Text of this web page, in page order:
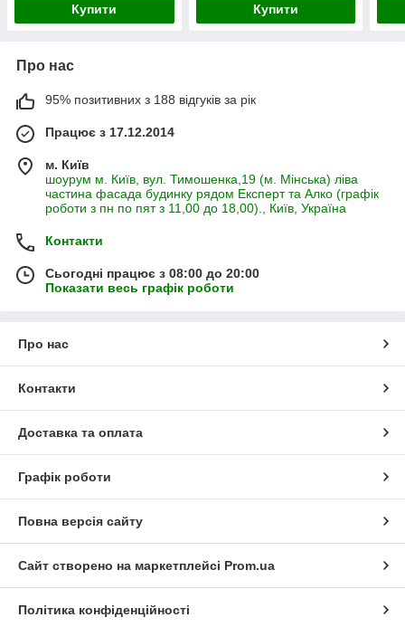
Купити Купити
Про нас
95% позитивних з 188 відгуків за рік
Працює з 17.12.2014
м. Київ
шоурум м. Київ, вул. Тимошенка,19 (м. Мінська) ліва
частина фасада будинку рядом Експерт та Алко (графік
роботи з пн по пят з 11,00 до 18,00)., Київ, Україна
Контакти
Сьогодні працює з 08:00 до 20:00
Показати весь графік роботи
Про нас
Контакти
Доставка та оплата
Графік роботи
Повна версія сайту
Сайт створено на маркетплейсі Prom.ua
Політика конфіденційності